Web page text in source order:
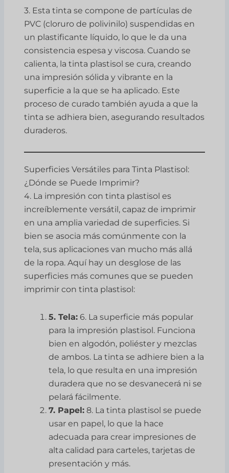
3. Esta tinta se compone de partículas de
PVC (cloruro de polivinilo) suspendidas en
un plastificante líquido, lo que le da una
consistencia espesa y viscosa. Cuando se
calienta, la tinta plastisol se cura, creando
una impresión sólida y vibrante en la
superficie a la que se ha aplicado. Este
proceso de curado también ayuda a que la
tinta se adhiera bien, asegurando resultados
duraderos.
Superficies Versátiles para Tinta Plastisol:
¿Dónde se Puede Imprimir?
4. La impresión con tinta plastisol es
increíblemente versátil, capaz de imprimir
en una amplia variedad de superficies. Si
bien se asocia más comúnmente con la
tela, sus aplicaciones van mucho más allá
de la ropa. Aquí hay un desglose de las
superficies más comunes que se pueden
imprimir con tinta plastisol:
5. Tela: 6. La superficie más popular
para la impresión plastisol. Funciona
bien en algodón, poliéster y mezclas
de ambos. La tinta se adhiere bien a la
tela, lo que resulta en una impresión
duradera que no se desvanecerá ni se
pelará fácilmente.
7. Papel: 8. La tinta plastisol se puede
usar en papel, lo que la hace
adecuada para crear impresiones de
alta calidad para carteles, tarjetas de
presentación y más.